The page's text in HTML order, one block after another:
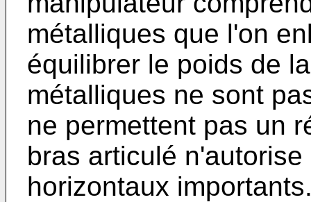
métalliques que l'on
équilibrer le poids de
métalliques ne sont
ne permettent pas un
bras articulé
horizontaux